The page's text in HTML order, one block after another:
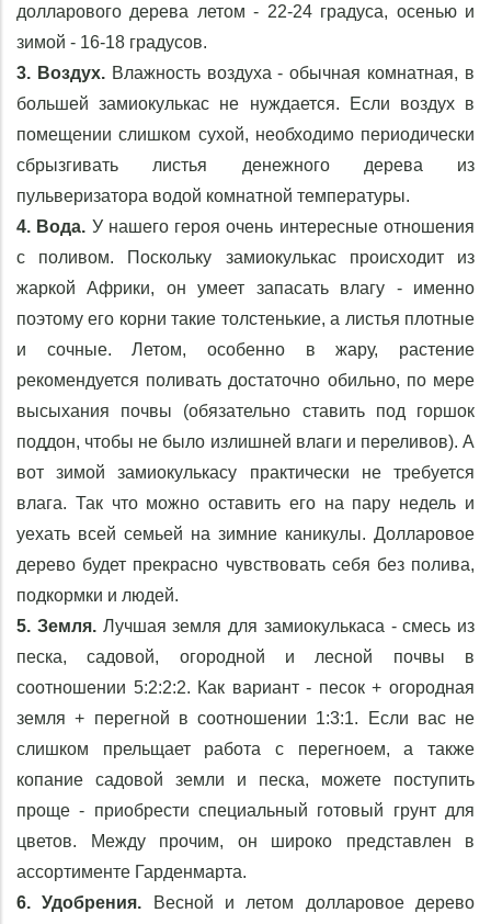
долларового дерева летом - 22-24 градуса, осенью и
зимой - 16-18 градусов.
3. Воздух.Влажность воздуха - обычная комнатная, в
большей замиокулькас не нуждается. Если воздух в
помещении слишком сухой, необходимо периодически
сбрызгивать листья денежного дерева из
пульверизатора водой комнатной температуры.
4. Вода. У нашего героя очень интересные отношения
с поливом. Поскольку замиокулькас происходит из
жаркой Африки, он умеет запасать влагу - именно
поэтому его корни такие толстенькие, а листья плотные
и сочные. Летом, особенно в жару, растение
рекомендуется поливать достаточно обильно, по мере
высыхания почвы (обязательно ставить под горшок
поддон, чтобы не было излишней влаги и переливов). А
вот зимой замиокулькасу практически не требуется
влага. Так что можно оставить его на пару недель и
уехать всей семьей на зимние каникулы. Долларовое
дерево будет прекрасно чувствовать себя без полива,
подкормки и людей.
5. Земля.Лучшая земля для замиокулькаса - смесь из
песка, садовой, огородной и лесной почвы в
соотношении 5:2:2:2. Как вариант - песок + огородная
земля + перегной в соотношении 1:3:1. Если вас не
слишком прельщает работа с перегноем, а также
копание садовой земли и песка, можете поступить
проще - приобрести специальный готовый грунт для
цветов. Между прочим, он широко представлен в
ассортименте Гарденмарта.
6. Удобрения. Весной и летом долларовое дерево